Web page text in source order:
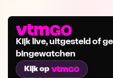
Kijk live, uitgesteld of
bingewatchen
Kijk op